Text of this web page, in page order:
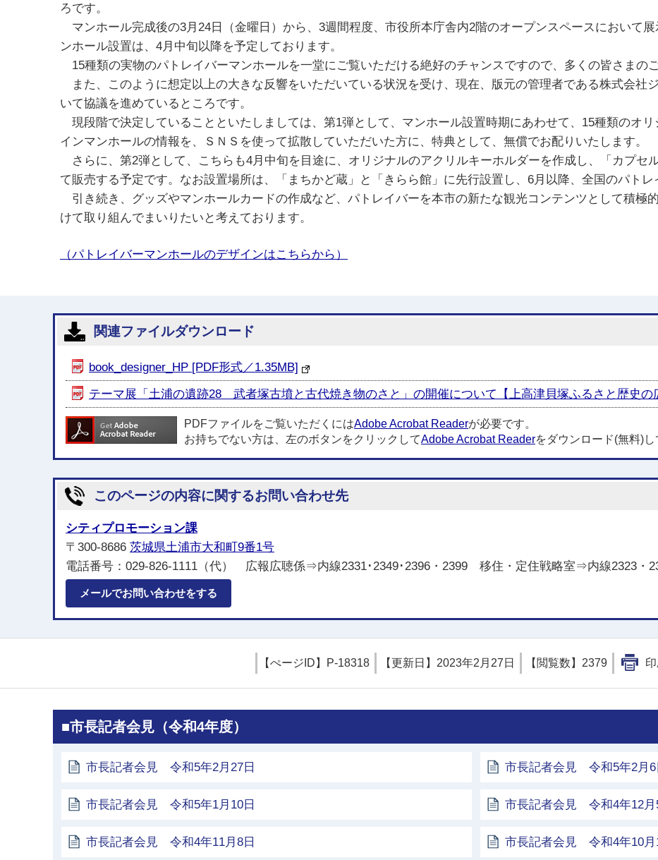
ろです。
マンホール完成後の3月24日（金曜日）から、3週間程度、市役所本庁舎内2階のオープンスペースにおいて
ンホール設置は、4月中旬以降を予定しております。
15種類の実物のパトレイバーマンホールを一堂にご覧いただける絶好のチャンスですので、多くの皆さまの
また、このように想定以上の大きな反響をいただいている状況を受け、現在、版元の管理者である株式会社
いて協議を進めているところです。
現段階で決定していることといたしましては、第1弾として、マンホール設置時期にあわせて、15種類のオ
インマンホールの情報を、ＳＮＳを使って拡散していただいた方に、特典として、無償でお配りいたします。
さらに、第2弾として、こちらも4月中旬を目途に、オリジナルのアクリルキーホルダーを作成し、「カプセ
て販売する予定です。なお設置場所は、「まちかど蔵」と「きらら館」に先行設置し、6月以降、全国のパトレ
引き続き、グッズやマンホールカードの作成など、パトレイバーを本市の新たな観光コンテンツとして積極
けて取り組んでまいりたいと考えております。
（パトレイバーマンホールのデザインはこちらから）
関連ファイルダウンロード
book_designer_HP [PDF形式／1.35MB]
テーマ展「土浦の遺跡28 武者塚古墳と古代焼き物のさと」の開催について【上高津貝塚ふるさと歴史の
PDFファイルをご覧いただくにはAdobe Acrobat Readerが必要です。
お持ちでない方は、左のボタンをクリックしてAdobe Acrobat Readerをダウンロード(無料)し
このページの内容に関するお問い合わせ先
シティプロモーション課
〒300-8686 茨城県土浦市大和町9番1号
電話番号：029-826-1111（代） 広報広聴係⇒内線2331･2349･2396・2399 移住・定住戦略室⇒内線2323・
メールでお問い合わせをする
【ぺージID】 P-18318 【更新日】 2023年2月27日 【閲覧数】 2379
■市長記者会見（令和4年度）
市長記者会見 令和5年2月27日 市長記者会見 令和5年2月6
市長記者会見 令和5年1月10日 市長記者会見 令和4年12月
市長記者会見 令和4年11月8日 市長記者会見 令和4年10月